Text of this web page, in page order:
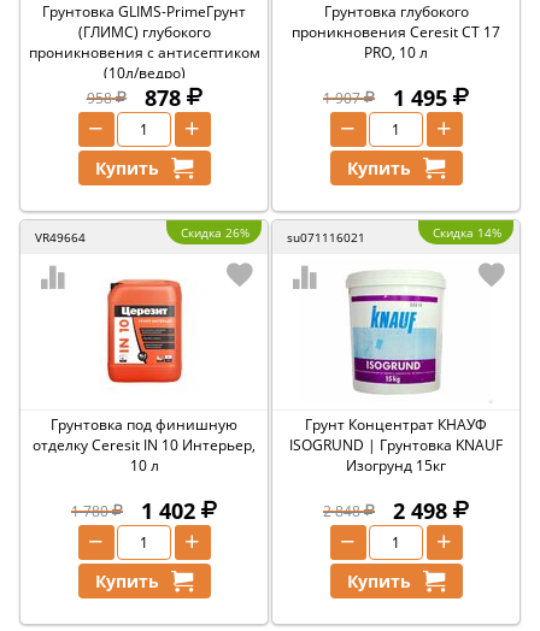
Грунтовка GLIMS-PrimeГрунт
(ГЛИМС) глубокого
проникновения с антисептиком
(10л/ведро)
958
878
+
−
Купить
Грунтовка глубокого
проникновения Ceresit CT 17
PRO, 10 л
1 907 1 495
+
−
Купить
VR49664 Скидка 26%
Грунтовка под финишную
отделку Ceresit IN 10 Интерьер,
10 л
1 780 1 402
+
−
Купить
su071116021 Скидка 14%
Грунт Концентрат КНАУФ
ISOGRUND | Грунтовка KNAUF
Изогрунд 15кг
2 848 2 498
+
−
Купить